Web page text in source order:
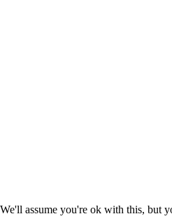
assume you're ok with this, but